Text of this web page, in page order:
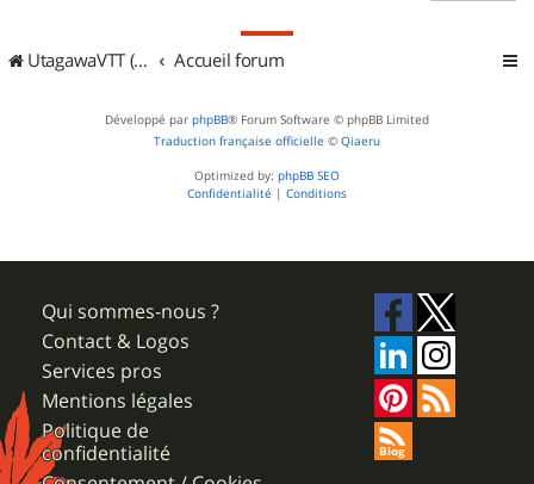
UtagawaVTT (Randos VTT et VTTAE avec traces GPS) Accueil forum
Développé par phpBB® Forum Software © phpBB Limited
Traduction française officielle © Qiaeru
Optimized by: phpBB SEO
Confidentialité | Conditions
Qui sommes-nous ?
Contact & Logos
Services pros
Mentions légales
Politique de
confidentialité